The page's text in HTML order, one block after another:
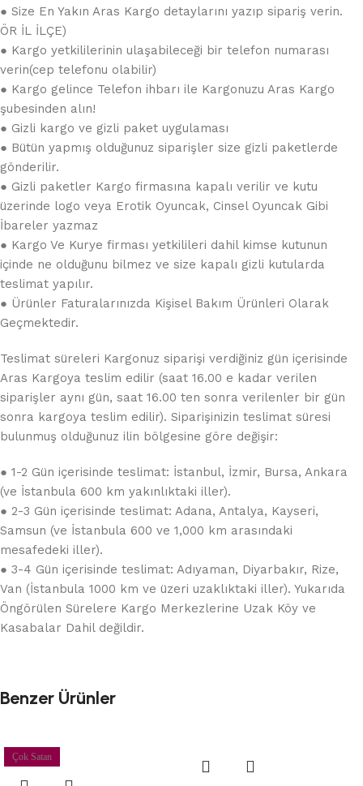
● Size En Yakın Aras Kargo detaylarını yazıp sipariş verin.
ÖR İL İLÇE)
● Kargo yetkililerinin ulaşabileceği bir telefon numarası
verin(cep telefonu olabilir)
● Kargo gelince Telefon ihbarı ile Kargonuzu Aras Kargo
şubesinden alın!
● Gizli kargo ve gizli paket uygulaması
● Bütün yapmış olduğunuz siparişler size gizli paketlerde
gönderilir.
● Gizli paketler Kargo firmasına kapalı verilir ve kutu
üzerinde logo veya Erotik Oyuncak, Cinsel Oyuncak Gibi
İbareler yazmaz
● Kargo Ve Kurye firması yetkilileri dahil kimse kutunun
içinde ne olduğunu bilmez ve size kapalı gizli kutularda
teslimat yapılır.
● Ürünler Faturalarınızda Kişisel Bakım Ürünleri Olarak
Geçmektedir.
Teslimat süreleri Kargonuz siparişi verdiğiniz gün içerisinde
Aras Kargoya teslim edilir (saat 16.00 e kadar verilen
siparişler aynı gün, saat 16.00 ten sonra verilenler bir gün
sonra kargoya teslim edilir). Siparişinizin teslimat süresi
bulunmuş olduğunuz ilin bölgesine göre değişir:
● 1-2 Gün içerisinde teslimat: İstanbul, İzmir, Bursa, Ankara
(ve İstanbula 600 km yakınlıktaki iller).
● 2-3 Gün içerisinde teslimat: Adana, Antalya, Kayseri,
Samsun (ve İstanbula 600 ve 1,000 km arasındaki
mesafedeki iller).
● 3-4 Gün içerisinde teslimat: Adıyaman, Diyarbakır, Rize,
Van (İstanbula 1000 km ve üzeri uzaklıktaki iller). Yukarıda
Öngörülen Sürelere Kargo Merkezlerine Uzak Köy ve
Kasabalar Dahil değildir.
Benzer Ürünler
Çok Satan